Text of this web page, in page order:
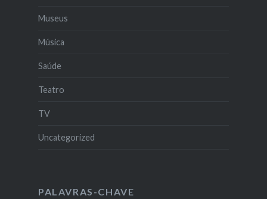
Museus
Música
Saúde
Teatro
TV
Uncategorized
PALAVRAS-CHAVE